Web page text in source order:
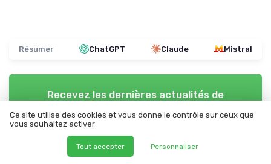
Résumer ChatGPT Claude Mistral
Recevez les dernières actualités de
En remplissant ce formulaire, j’accepte d’être contacté(e) à
Ce site utilise des cookies et vous donne le contrôle sur ceux que
vous souhaitez activer
Tout accepter Personnaliser